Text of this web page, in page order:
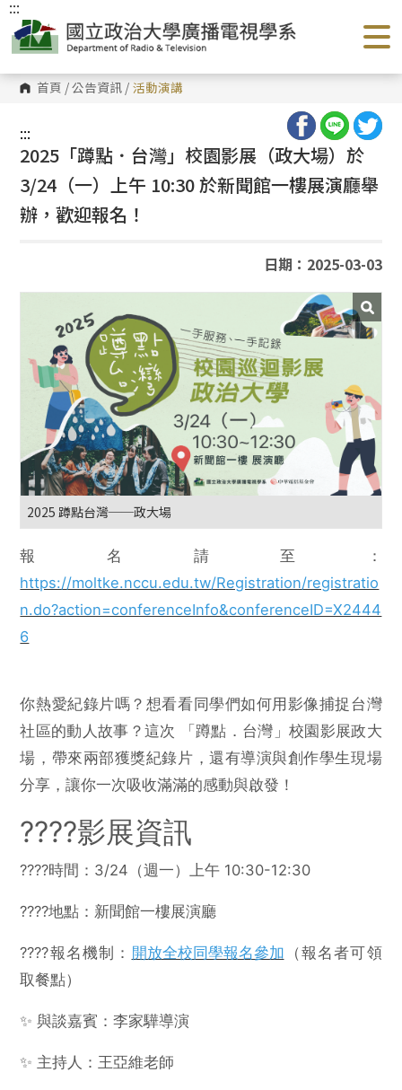
跳
到
主
要
內
容
區 首頁 /公告資訊 / 活動演講
:::
:::
2025「蹲點．台灣」校園影展（政大場）於
3/24（一）上午 10:30 於新聞館一樓展演廳舉
辦，歡迎報名！
日期：2025-03-03
2025 蹲點台灣──政大場
報名請至：
https://moltke.nccu.edu.tw/Registration/registratio
n.do?action=conferenceInfo&conferenceID=X2444
6
你熱愛紀錄片嗎？想看看同學們如何用影像捕捉台灣
社區的動人故事？這次 「蹲點．台灣」校園影展政大
場，帶來兩部獲獎紀錄片，還有導演與創作學生現場
分享，讓你一次吸收滿滿的感動與啟發！
????影展資訊
????時間：3/24（週一）上午 10:30-12:30
????地點：新聞館一樓展演廳
????報名機制： 開放全校同學報名參加 （報名者可領
取餐點）
✨ 與談嘉賓：李家驊導演
✨ 主持人：王亞維老師